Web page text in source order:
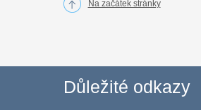
Na začátek stránky
Důležité odkazy